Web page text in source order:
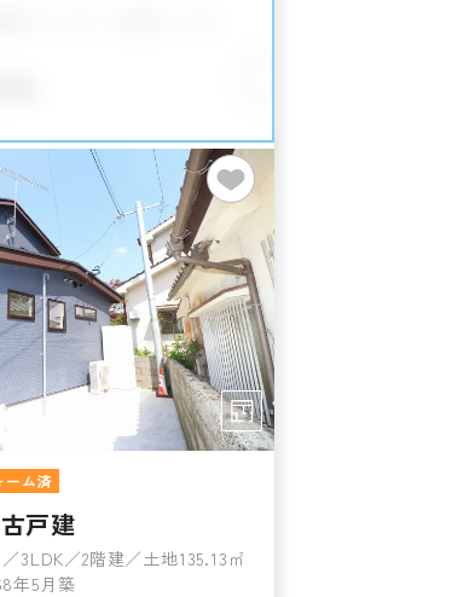
ーム済
戸建
3LDK／2階建／土地135.13㎡
年5月築